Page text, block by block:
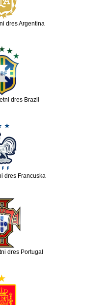
dres Argentina
dres Brazil
dres Francuska
dres Portugal